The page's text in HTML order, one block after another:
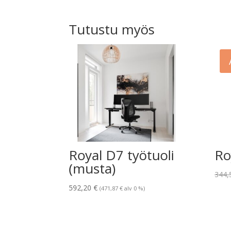
180,00 €.
Tutustu myös
Royal D7 työtuoli
(musta)
592,20€ (471,87€ alv 0 %)